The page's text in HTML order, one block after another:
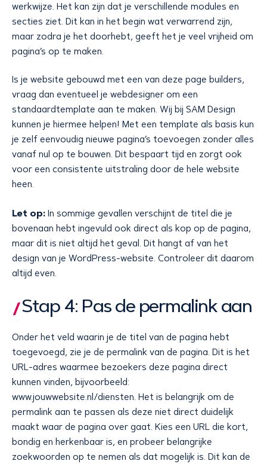
werkwijze. Het kan zijn dat je verschillende modules en
secties ziet. Dit kan in het begin wat verwarrend zijn,
maar zodra je het doorhebt, geeft het je veel vrijheid om
pagina’s op te maken.
Is je website gebouwd met een van deze page builders,
vraag dan eventueel je webdesigner om een
standaardtemplate aan te maken. Wij bij SAM Design
kunnen je hiermee helpen! Met een template als basis kun
je zelf eenvoudig nieuwe pagina’s toevoegen zonder alles
vanaf nul op te bouwen. Dit bespaart tijd en zorgt ook
voor een consistente uitstraling door de hele website
heen.
Let op: In sommige gevallen verschijnt de titel die je
bovenaan hebt ingevuld ook direct als kop op de pagina,
maar dit is niet altijd het geval. Dit hangt af van het
design van je WordPress-website. Controleer dit daarom
altijd even.
Stap 4: Pas de permalink aan
Onder het veld waarin je de titel van de pagina hebt
toegevoegd, zie je de permalink van de pagina. Dit is het
URL-adres waarmee bezoekers deze pagina direct
kunnen vinden, bijvoorbeeld:
www.jouwwebsite.nl/diensten. Het is belangrijk om de
permalink aan te passen als deze niet direct duidelijk
maakt waar de pagina over gaat. Kies een URL die kort,
bondig en herkenbaar is, en probeer belangrijke
zoekwoorden op te nemen als dat mogelijk is. Dit kan de